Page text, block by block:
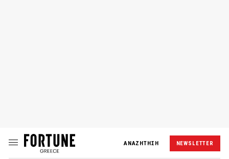
ΑΝΑΖΗΤΗΣΗ NEWSLETTER